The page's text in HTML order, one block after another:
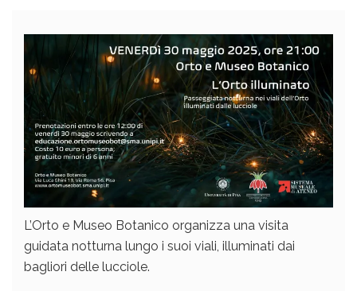
L’Orto e Museo Botanico organizza una visita
guidata notturna lungo i suoi viali, illuminati dai
bagliori delle lucciole.